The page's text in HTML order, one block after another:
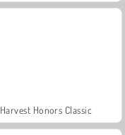
Harvest Honors Classic